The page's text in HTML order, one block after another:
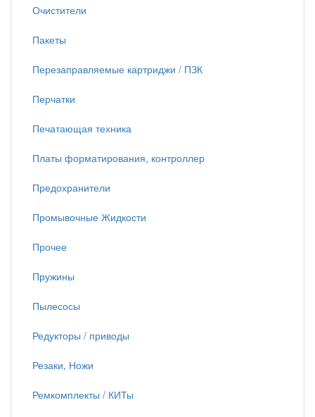
Очистители
Пакеты
Перезаправляемые картриджи / ПЗК
Перчатки
Печатающая техника
Платы форматирования, контроллер
Предохранители
Промывочные Жидкости
Прочее
Пружины
Пылесосы
Редукторы / приводы
Резаки, Ножи
Ремкомплекты / КИТы